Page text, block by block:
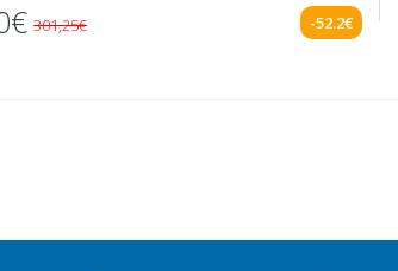
301,25€ -52.2€